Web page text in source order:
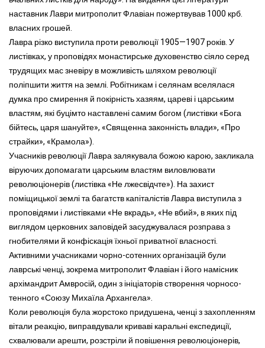
наставник Лаври митрополит Флавіан пожертвував 1000 крб.
власних грошей.
Лавра різко виступила проти революції 1905—1907 років. У
листівках, у проповідях монастирське духовенство сіяло серед
трудящих мас зневіру в можливість шляхом революції
поліпшити життя на землі. Робітникам і селянам вселялася
думка про смирення й покірність хазяям, цареві і царським
властям, які буцімто наставлені самим богом (листівки «Бога
бійтесь, царя шануйте», «Священна законність влади», «Про
страйки», «Крамола»).
Учасників революції Лавра залякувала божою карою, закликала
віруючих допомагати царським властям виловлювати
революціонерів (листівка «Не лжесвідчте»). На захист
поміщицької землі та багатств капіталістів Лавра виступила з
проповідями і листівками «Не вкрадь», «Не вбий», в яких під
виглядом церковних заповідей засуджувалася розправа з
гнобителями й конфіскація їхньої приватної власності.
Активними учасниками чорно-сотенних організацій були
лаврські ченці, зокрема митрополит Флавіан і його намісник
архімандрит Амвросій, один з ініціаторів створення чорносо-
тенного «Союзу Михаїла Архангела».
Коли революція була жорстоко придушена, ченці з захопленням
вітали реакцію, виправдували криваві каральні експедиції,
схвалювали арешти, розстріли й повішення революціонерів,